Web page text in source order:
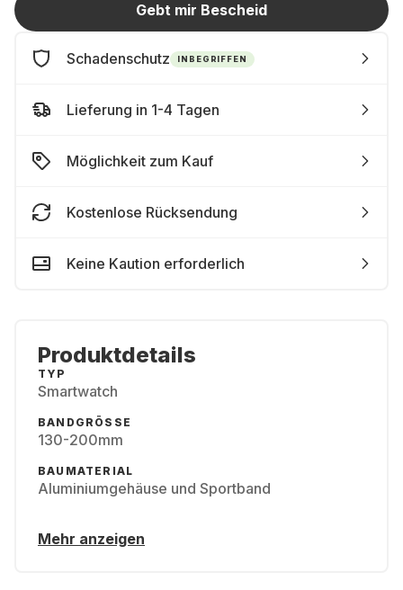
Gebt mir Bescheid
Schadenschutz INBEGRIFFEN
Lieferung in 1-4 Tagen
Möglichkeit zum Kauf
Kostenlose Rücksendung
Keine Kaution erforderlich
Produktdetails
TYP
Smartwatch
BANDGRÖSSE
130-200mm
BAUMATERIAL
Aluminiumgehäuse und Sportband
Mehr anzeigen